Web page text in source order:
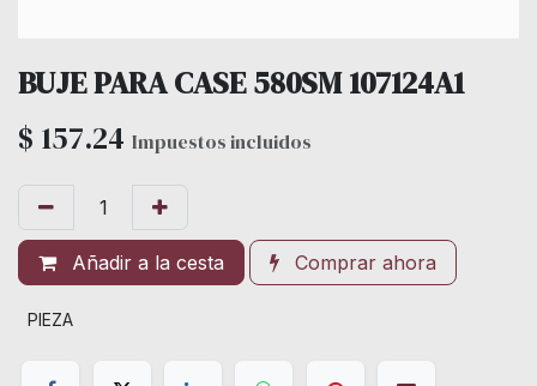
BUJE PARA CASE 580SM 107124A1
$ 157.24 Impuestos incluidos
Añadir a la cesta Comprar ahora
PIEZA